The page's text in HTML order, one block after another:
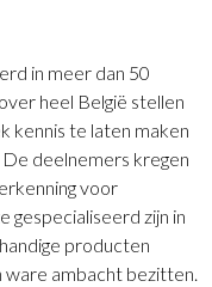
in meer dan 50
heel België stellen
kennis te laten maken
deelnemers kregen
voor
gespecialiseerd zijn in
producten
ambacht bezitten.